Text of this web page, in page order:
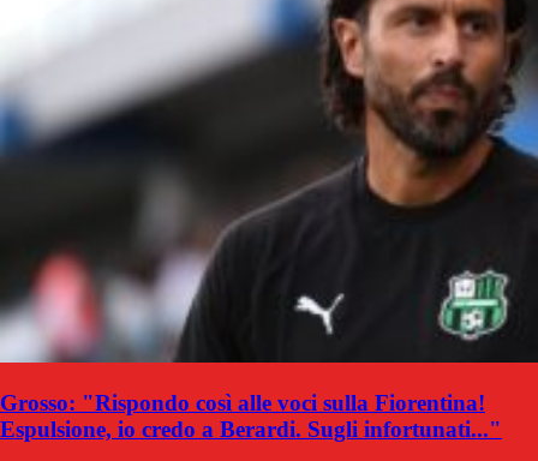
Grosso: "Rispondo così alle voci sulla Fiorentina!
Espulsione, io credo a Berardi. Sugli infortunati..."